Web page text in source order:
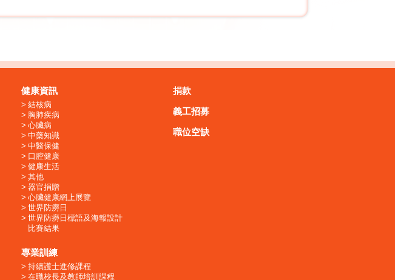
健康資訊
結核病
胸肺疾病
心臟病
中藥知識
中醫保健
口腔健康
健康生活
其他
器官捐贈
心臟健康網上展覽
世界防癆日
世界防癆日標語及海報設計
比賽結果
專業訓練
持續護士進修課程
在職校長及教師培訓課程
捐款
義工招募
職位空缺